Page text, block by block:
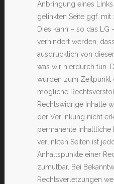
Anbringung eines
gelinkten Seite ggf. mit
Dies kann – so das LG
verhindert werden,
ausdrücklich von
was wir hierdurch tun.
wurden zum Zeitpunkt
mögliche
Rechtswidrige Inhalte
der Verlinkung nicht
permanente
verlinkten Seiten ist
Anhaltspunkte einer
zumutbar. Bei
Rechtsverletzungen